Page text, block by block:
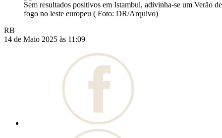
Sem resultados positivos em Istambul, adivinha-se um Verão de
fogo no leste europeu ( Foto: DR/Arquivo)
RB
14 de Maio 2025 às 11:09